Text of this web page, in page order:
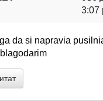
3:07
da si napravia